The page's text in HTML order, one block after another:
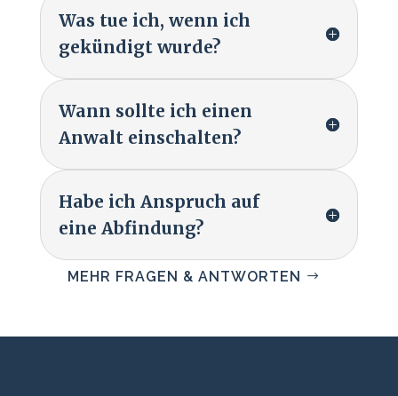
Was tue ich, wenn ich
gekündigt wurde?
Wann sollte ich einen
Anwalt einschalten?
Habe ich Anspruch auf
eine Abfindung?
MEHR FRAGEN & ANTWORTEN